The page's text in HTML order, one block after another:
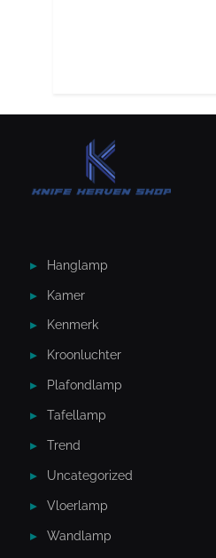
Hanglamp
Kamer
Kenmerk
Kroonluchter
Plafondlamp
Tafellamp
Trend
Uncategorized
Vloerlamp
Wandlamp